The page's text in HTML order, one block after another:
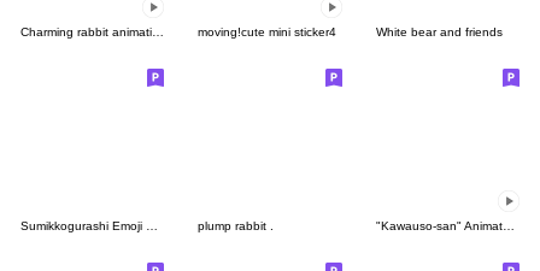
moving!cute mini sticker4 White bear and friends
Sumikkogurashi Emoji Vol. 4 plump rabbit . "Kawauso-san" Animated Emoji